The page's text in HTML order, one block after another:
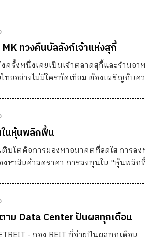
จทำให้เรือล่มได้ง่าย
ทวงคืนบัลลังก์เจ้าแห่งสุกี้
ครั้งหนึ่งเคยเป็นเจ้าตลาดสุกี้และร้านอา
ทยอย่างไม่มีใครทัดเทียม ต้องเผชิญกับค
นหุ้นพลิกฟื้น
บโตคือการมองหาอนาคตที่สดใส การล
หาสินค้าลดราคา การลงทุนใน "หุ้นพลิ
าม Data Center ปันผลทุกเดือน
- กอง REIT ที่จ่ายปันผลทุกเดือน